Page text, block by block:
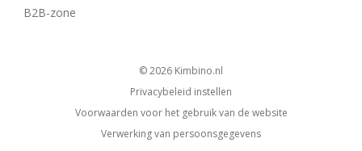
B2B-zone
© 2026
kimbino.nl
Privacybeleid instellen
Voorwaarden voor het gebruik van de website
Verwerking van persoonsgegevens